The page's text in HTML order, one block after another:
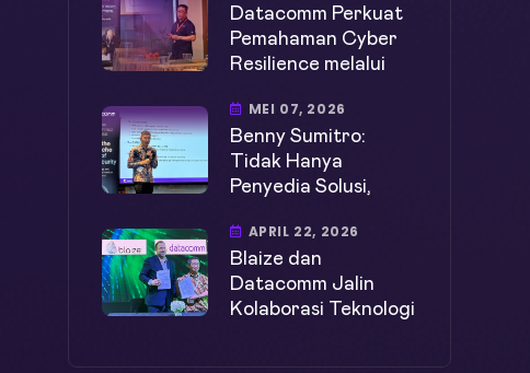
Datacomm Perkuat
Pemahaman Cyber
Resilience melalui
MEI 07, 2026
Benny Sumitro:
Tidak Hanya
Penyedia Solusi,
APRIL 22, 2026
Blaize dan
Datacomm Jalin
Kolaborasi Teknologi